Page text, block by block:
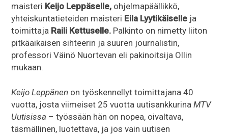
maisteri Keijo Leppäselle, ohjelmapäällikkö,
yhteiskuntatieteiden maisteri Eila Lyytikäiselle ja
toimittaja Raili Kettuselle. Palkinto on nimetty liiton
pitkäaikaisen sihteerin ja suuren journalistin,
professori Väinö Nuortevan eli pakinoitsija Ollin
mukaan.
Keijo Leppänen on työskennellyt toimittajana 40
vuotta, josta viimeiset 25 vuotta uutisankkurinaMTV
Uutisissa – työssään hän on nopea, oivaltava,
täsmällinen, luotettava, ja jos vain uutisen